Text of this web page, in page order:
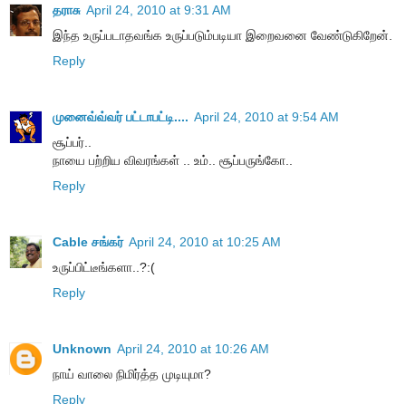
தராசு April 24, 2010 at 9:31 AM
இந்த உருப்படாதவங்க உருப்படும்படியா இறைவனை வேண்டுகிறேன்.
Reply
முனைவ்வ்வர் பட்டாபட்டி.... April 24, 2010 at 9:54 AM
சூப்பர்..
நாயை பற்றிய விவரங்கள் .. உம்.. சூப்பருங்கோ..
Reply
Cable சங்கர் April 24, 2010 at 10:25 AM
உருப்பிட்டீங்களா..?:(
Reply
Unknown April 24, 2010 at 10:26 AM
நாய் வாலை நிமிர்த்த முடியுமா?
Reply